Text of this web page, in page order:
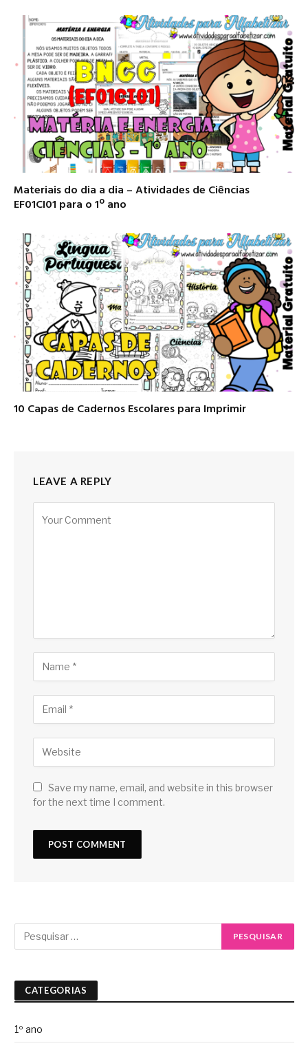
Materiais do dia a dia – Atividades de Ciências
EF01CI01 para o 1º ano
10 Capas de Cadernos Escolares para Imprimir
LEAVE A REPLY
Save my name, email, and website in this browser
for the next time I comment.
CATEGORIAS
1º ano